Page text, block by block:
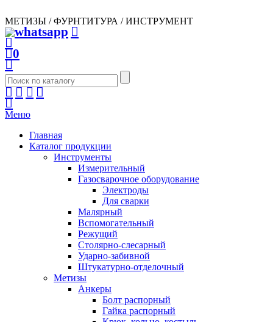
МЕТИЗЫ / ФУРНТИТУРА / ИНСТРУМЕНТ
0
Меню
Главная
Каталог продукции
Инструменты
Измерительный
Газосварочное оборудование
Электроды
Для сварки
Малярный
Вспомогательный
Режущий
Столярно-слесарный
Ударно-забивной
Штукатурно-отделочный
Метизы
Анкеры
Болт распорный
Гайка распорный